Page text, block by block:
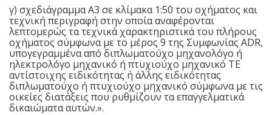
γ) σχεδιάγραμμα Α3 σε κλίμακα 1:50 του οχήματος και
τεχνική περιγραφή στην οποία αναφέρονται
λεπτομερώς τα τεχνικά χαρακτηριστικά του πλήρους
οχήματος σύμφωνα με το μέρος 9 της Συμφωνίας ADR,
υπογεγραμμένα από διπλωματούχο μηχανολόγο ή
ηλεκτρολόγο μηχανικό ή πτυχιούχο μηχανικό ΤΕ
αντίστοιχης ειδικότητας ή άλλης ειδικότητας
διπλωματούχο ή πτυχιούχο μηχανικό σύμφωνα με τις
οικείες διατάξεις που ρυθμίζουν τα επαγγελματικά
δικαιώματα αυτών.».